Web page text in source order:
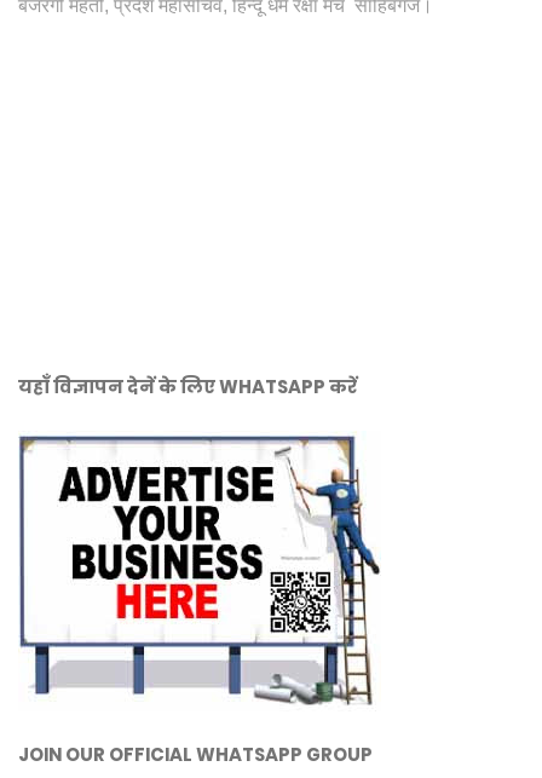
बजरंगी महतो, प्रदेश महासचिव, हिन्दू धर्म रक्षा मंच साहिबगंज।
यहाँ विज्ञापन देनें के लिए WHATSAPP करें
JOIN OUR OFFICIAL WHATSAPP GROUP